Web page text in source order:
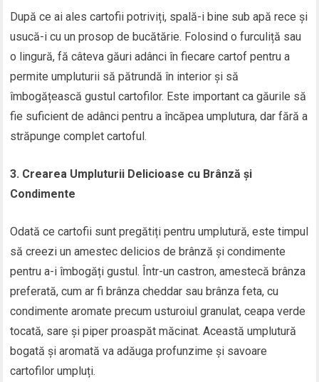
După ce ai ales cartofii potriviți, spală-i bine sub apă rece și
usucă-i cu un prosop de bucătărie. Folosind o furculiță sau
o lingură, fă câteva găuri adânci în fiecare cartof pentru a
permite umpluturii să pătrundă în interior și să
îmbogățească gustul cartofilor. Este important ca găurile să
fie suficient de adânci pentru a încăpea umplutura, dar fără a
străpunge complet cartoful.
3. Crearea Umpluturii Delicioase cu Brânză și
Condimente
Odată ce cartofii sunt pregătiți pentru umplutură, este timpul
să creezi un amestec delicios de brânză și condimente
pentru a-i îmbogăți gustul. Într-un castron, amestecă brânza
preferată, cum ar fi brânza cheddar sau brânza feta, cu
condimente aromate precum usturoiul granulat, ceapa verde
tocată, sare și piper proaspăt măcinat. Această umplutură
bogată și aromată va adăuga profunzime și savoare
cartofilor umpluți.